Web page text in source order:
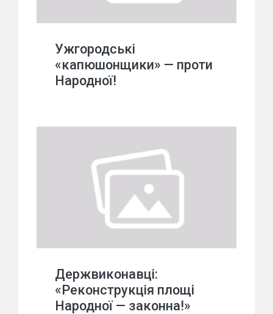
Ужгородські
«капюшонщики» — проти
Народної!
Держвиконавці:
«Реконструкція площі
Народної — законна!»